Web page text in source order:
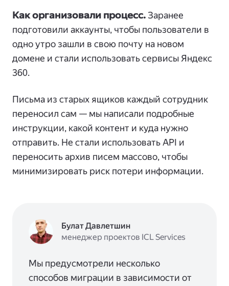
Как организовали процесс. Заранее
подготовили аккаунты, чтобы пользователи в
одно утро зашли в свою почту на новом
домене и стали использовать сервисы Яндекс
360.
Письма из старых ящиков каждый сотрудник
переносил сам — мы написали подробные
инструкции, какой контент и куда нужно
отправить. Не стали использовать API и
переносить архив писем массово, чтобы
минимизировать риск потери информации.
Булат Давлетшин
менеджер проектов ICL Services
Мы предусмотрели несколько
способов миграции в зависимости от